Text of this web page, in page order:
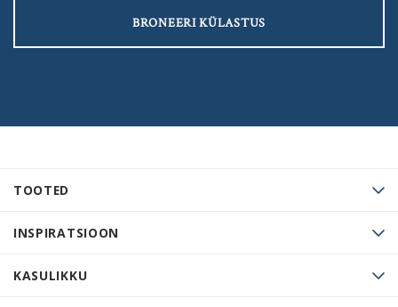
TOOTED
INSPIRATSIOON
KASULIKKU
BRONEERI KÜLASTUS